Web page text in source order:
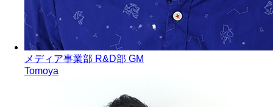
メディア事業部 R&D部 GM
Tomoya